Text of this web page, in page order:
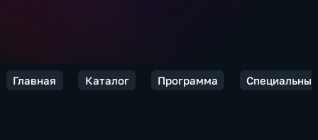
Главная Каталог Программа